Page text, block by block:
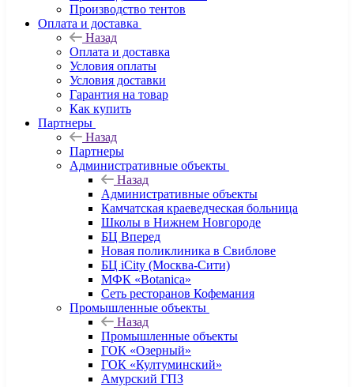
Производство тентов
Оплата и доставка
Назад
Оплата и доставка
Условия оплаты
Условия доставки
Гарантия на товар
Как купить
Партнеры
Назад
Партнеры
Административные объекты
Назад
Административные объекты
Камчатская краеведческая больница
Школы в Нижнем Новгороде
БЦ Вперед
Новая поликлиника в Свиблове
БЦ iCity (Москва-Сити)
МФК «Botanica»
Сеть ресторанов Кофемания
Промышленные объекты
Назад
Промышленные объекты
ГОК «Озерный»
ГОК «Култуминский»
Амурский ГПЗ